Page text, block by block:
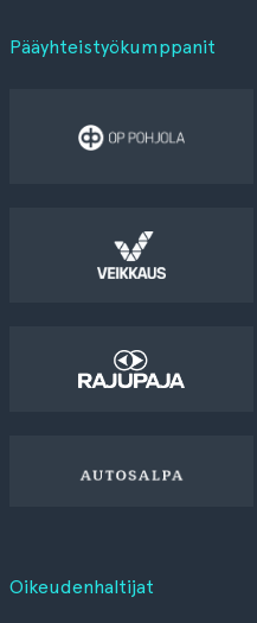
Pääyhteistyökumppanit
Oikeudenhaltijat